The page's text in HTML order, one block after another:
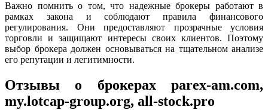
Важно помнить о том, что надежные брокеры работают в
рамках закона и соблюдают правила финансового
регулирования. Они предоставляют прозрачные условия
торговли и защищают интересы своих клиентов. Поэтому
выбор брокера должен основываться на тщательном анализе
его репутации и легитимности.
Отзывы о брокерах parex-am.com,
my.lotcap-group.org, all-stock.pro